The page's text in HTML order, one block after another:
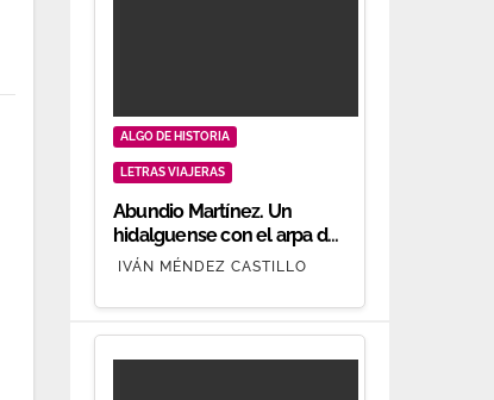
ALGO DE HISTORIA
LETRAS VIAJERAS
Abundio Martínez. Un
hidalguense con el arpa de
oro.
IVÁN MÉNDEZ CASTILLO